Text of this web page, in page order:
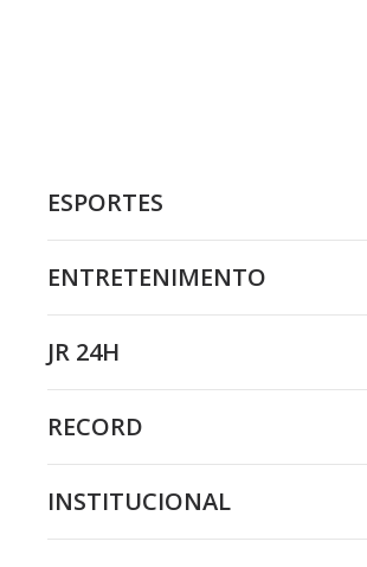
ESPORTES
ENTRETENIMENTO
JR 24H
RECORD
INSTITUCIONAL